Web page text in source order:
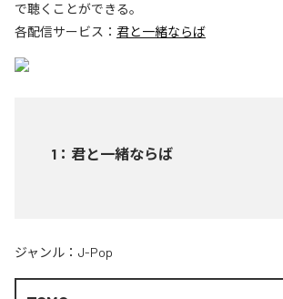
で聴くことができる。
各配信サービス： 君と一緒ならば
1 ： 君と一緒ならば
ジャンル： J-Pop